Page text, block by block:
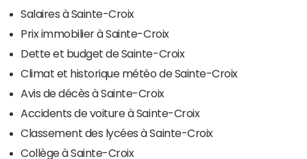
Salaires à Sainte-Croix
Prix immobilier à Sainte-Croix
Dette et budget de Sainte-Croix
Climat et historique météo de Sainte-Croix
Avis de décès à Sainte-Croix
Accidents de voiture à Sainte-Croix
Classement des lycées à Sainte-Croix
Collège à Sainte-Croix